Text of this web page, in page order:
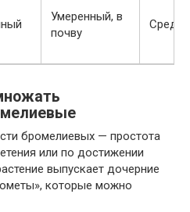
Умеренный, в
почву
бромелиевых — простота
или по достижении
выпускает дочерние
которые можно